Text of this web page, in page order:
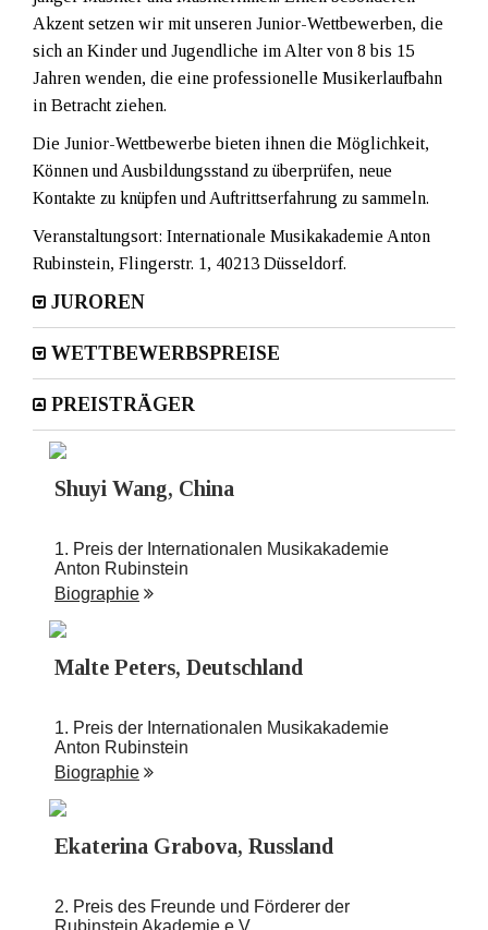
Akzent setzen wir mit unseren Junior-Wettbewerben, die
sich an Kinder und Jugendliche im Alter von 8 bis 15
Jahren wenden, die eine professionelle Musikerlaufbahn
in Betracht ziehen.
Die Junior-Wettbewerbe bieten ihnen die Möglichkeit,
Können und Ausbildungsstand zu überprüfen, neue
Kontakte zu knüpfen und Auftrittserfahrung zu sammeln.
Veranstaltungsort: Internationale Musikakademie Anton
Rubinstein, Flingerstr. 1, 40213 Düsseldorf.
JUROREN
WETTBEWERBSPREISE
PREISTRÄGER
Shuyi Wang, China
1. Preis der Internationalen Musikakademie
Anton Rubinstein
Biographie
Malte Peters, Deutschland
1. Preis der Internationalen Musikakademie
Anton Rubinstein
Biographie
Ekaterina Grabova, Russland
2. Preis des Freunde und Förderer der
Rubinstein Akademie e.V.